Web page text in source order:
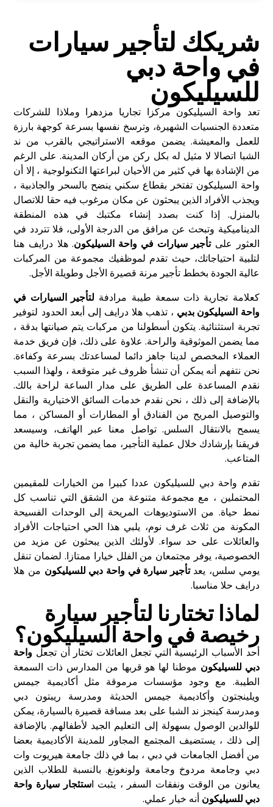
شريكك لتأجير سيارات
في واحة دبي
للسيليكون
تعد واحة السيليكون مركزا تجاريا مزدهرا وملاذا للشركات
متعددة الجنسيات الشهيرة، وترسخ نفسها بسرعة كوجهة بارزة
للعمل والمعيشة. يضمن موقعه الاستراتيجي بالقرب من ند
الشبا اتصالا لا مثيل له بكل ركن من أركان المدينة. على الرغم
من الإشادة بها في كثير من الأحيان لبراعتها التكنولوجية ، إلا أن
واحة السيليكون تفتخر بقطاع سكني ينضح بالسحر والجاذبية ،
ويجذب الأفراد الذين يبحثون عن مكان مرغوب فيه حقا للاتصال
بالمنزل. إذا كنت بصدد إنشاء مكتبك في هذه المنطقة
الديناميكية وتبحث عن مرافق من الدرجة الأولى، فلا تتردد في
العثور علىتأجير سيارات في واحة السيليكون. هلا درايف هنا
لتلبية احتياجاتك، حيث تقدم لموظفيك مجموعة من المركبات
عالية الجودة بخطط تأجير مرنة قصيرة الأجل وطويلة الأجل.
كعلامة تجارية ذات سمعة طيبة مرادفة لتأجير السيارات في
واحة السيليكون بدبي ، تذهب هلا درايف إلى أبعد الحدود لتوفير
تجربة استثنائية. يتكون أسطولنا من مركبات يتم صيانتها بدقة ،
مما يضمن الموثوقية والراحة. علاوة على ذلك، فإن فريق خدمة
العملاء المخصص لدينا جاهز دائما لمساعدتك بسرعة وكفاءة.
نحن نتفهم أنه يمكن أن تنشأ ظروف غير متوقعة ، ولهذا السبب
نقدم المساعدة على الطريق على مدار الساعة لراحة بالك.
بالإضافة إلى ذلك ، نحن نقدم خدمات السائق الاختيارية والنقل
والتوصيل المريح من الفنادق أو المطارات أو المساكن ، مما
يسمح بالانتقال السلس. تواصل معنا عبر الهاتف، وسيسعد
فريقنا بإرشادك خلال عملية التأجير، مما يضمن تجربة خالية من
المتاعب.
تقدم واحة دبي للسيليكون عددا كبيرا من الخيارات للمقيمين
المحتملين ، مع مجموعة متنوعة من الشقق التي تناسب كل
نمط حياة. من الاستوديوهات المريحة إلى الوحدات الفسيحة
المكونة من ثلاث غرف نوم، يلبي هذا الحي احتياجات الأفراد
والعائلات على حد سواء. لأولئك الذين يبحثون عن مزيد من
الخصوصية، يوفر مجتمعان من الفلل خيارا ممتازا. لضمان تنقل
يومي سلس، يعدتأجير سيارة في واحة دبي للسيليكون من هلا
درايف حلا مناسبا.
لماذا تختارنا لتأجير سيارة
رخيصة في واحة السيليكون؟
أحد الأسباب الرئيسية التي تجعل العائلات تختار أن تجعل واحة
دبي للسيليكون موطنا لها هو قربها من المدارس ذات السمعة
الطيبة. مع وجود مؤسسات مرموقة مثل أكاديمية جيمس
ويلينجتون وأكاديمية جيمس الحديثة ومدرسة ريبتون دبي
ومدرسة كينجز ند الشبا على بعد مسافة قصيرة بالسيارة، يمكن
للوالدين الوصول بسهولة إلى التعليم الجيد لأطفالهم. بالإضافة
إلى ذلك ، يستضيف المجتمع المجاور للمدينة الأكاديمية بعضا
من أفضل الجامعات في دبي ، بما في ذلك جامعة هيريوت وات
دبي وجامعة مردوخ وجامعة ولونغونغ. بالنسبة للطلاب الذين
يعانون من الوقت ونفقات السفر ، يثبت استئجار سيارة واحة
دبي للسيليكون أنه خيار عملي.